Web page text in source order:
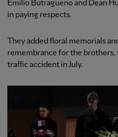
Emilio Butragueno and Dean
in paying respects.
They added floral memorials
remembrance for the brothers,
traffic accident in July.